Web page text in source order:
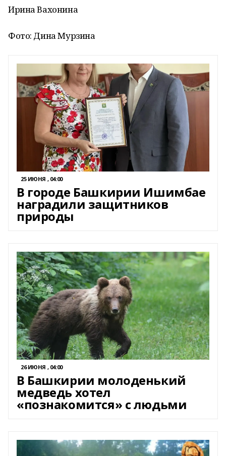
Ирина Вахонина
Фото: Дина Мурзина
25 ИЮНЯ , 04:00
В городе Башкирии Ишимбае
наградили защитников
природы
26 ИЮНЯ , 04:00
В Башкирии молоденький
медведь хотел
«познакомится» с людьми